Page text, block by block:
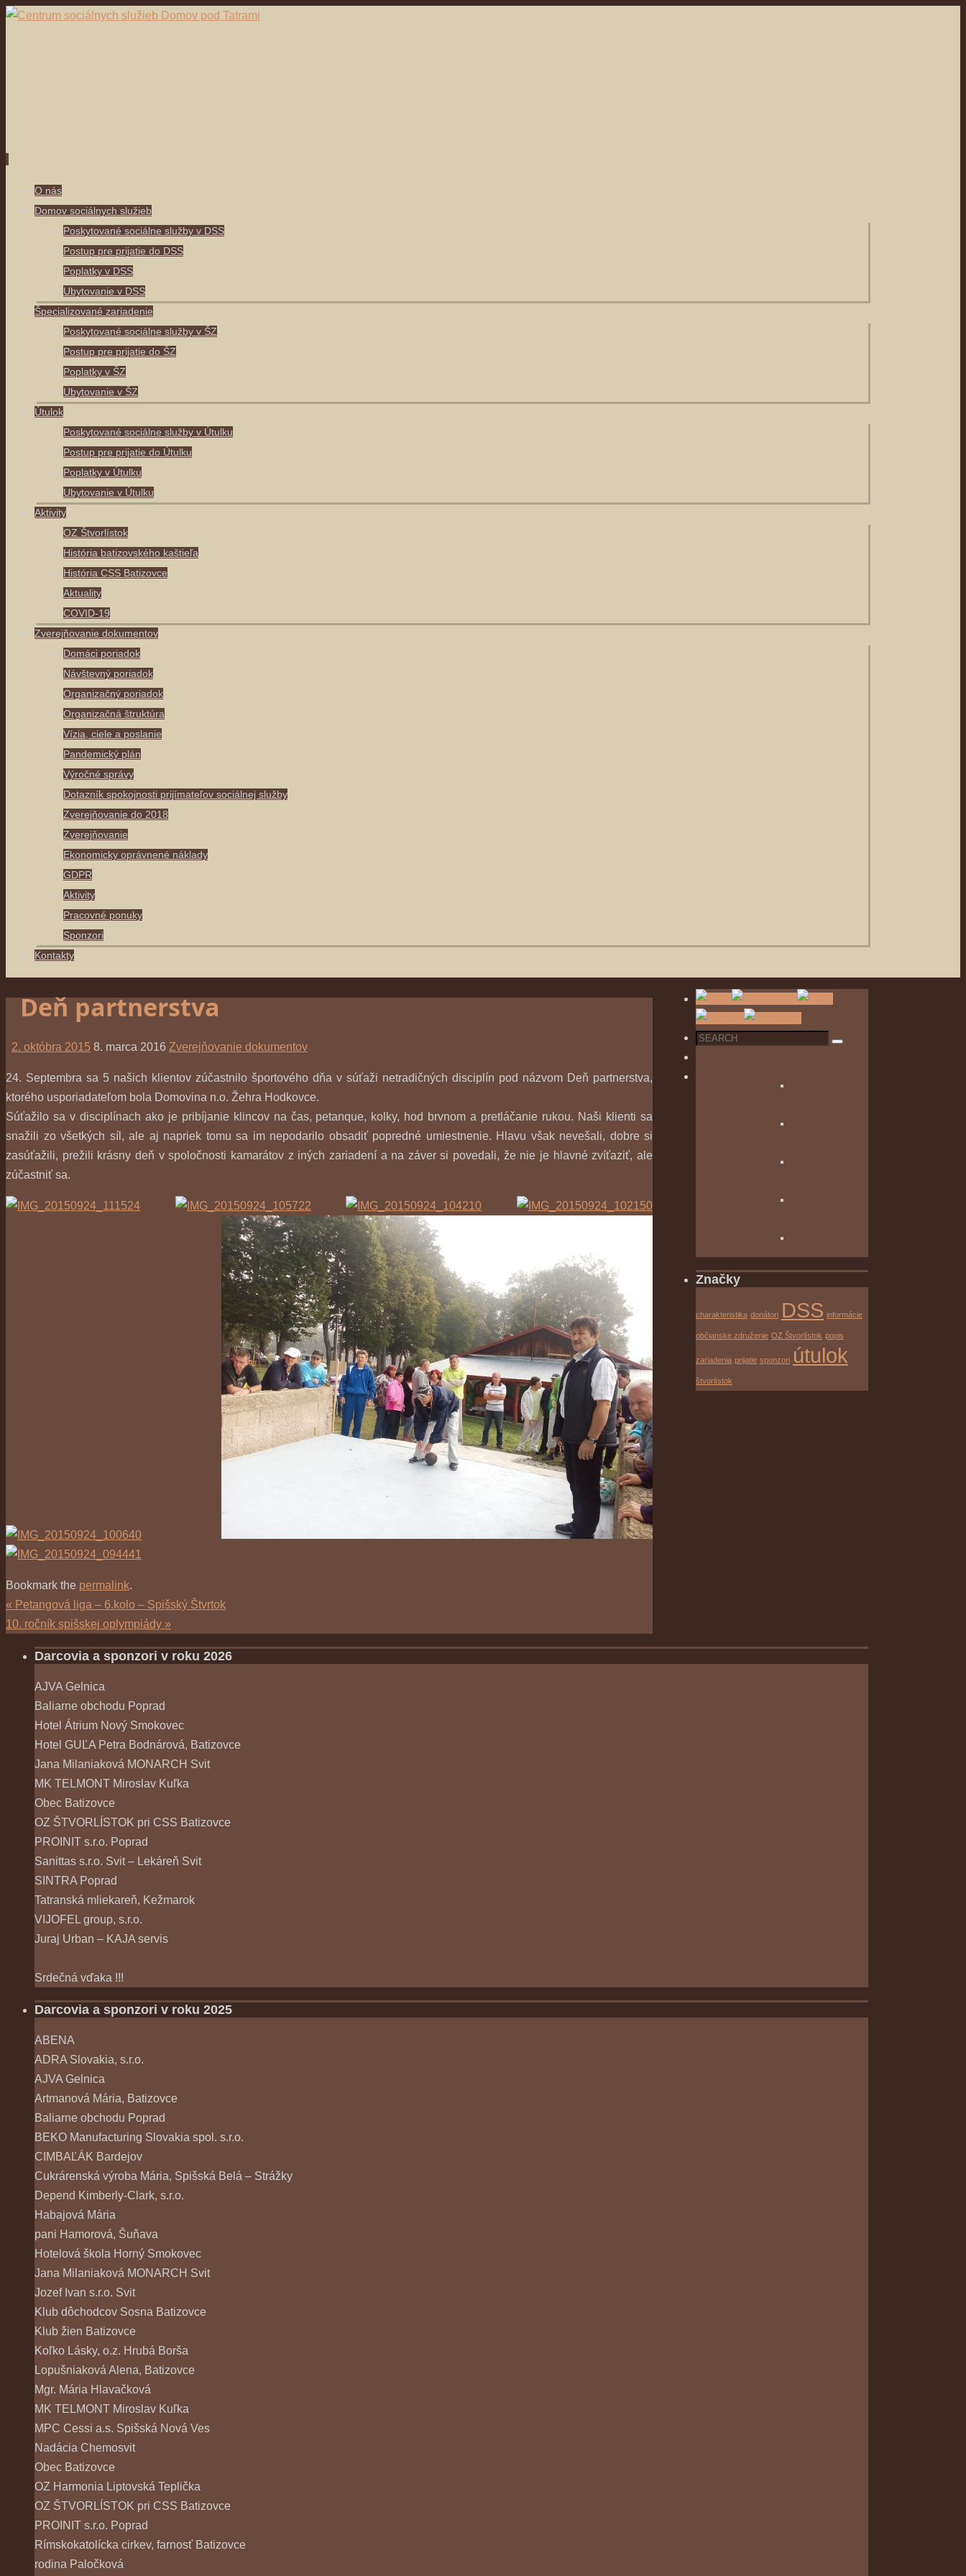
Skip
O nás
Domov sociálnych služieb
Poskytované sociálne služby v DSS
Postup pre prijatie do DSS
Poplatky v DSS
Ubytovanie v DSS
Špecializované zariadenie
Poskytované sociálne služby v ŠZ
Postup pre prijatie do ŠZ
Poplatky v ŠZ
Ubytovanie v ŠZ
Útulok
Poskytované sociálne služby v Útulku
Postup pre prijatie do Útulku
Poplatky v Útulku
Ubytovanie v Útulku
Aktivity
OZ Štvorlístok
História batizovského kaštieľa
História CSS Batizovce
Aktuality
COVID-19
Zverejňovanie dokumentov
Domáci poriadok
Návštevný poriadok
Organizačný poriadok
Organizačná štruktúra
Vízia, ciele a poslanie
Pandemický plán
Výročné správy
Dotazník spokojnosti prijímateľov sociálnej služby
Zverejňovanie do 2018
Zverejňovanie
Ekonomicky oprávnené náklady
GDPR
Aktivity
Pracovné ponuky
Sponzori
Kontakty
Deň partnerstva
2. októbra 2015 8. marca 2016 Zverejňovanie dokumentov
24. Septembra sa 5 našich klientov zúčastnilo športového dňa v súťaži netradičných disciplín pod názvom Deň partnerstva,
ktorého usporiadateľom bola Domovina n.o. Žehra Hodkovce.
Súťažilo sa v disciplínach ako je pribíjanie klincov na čas, petanque, kolky, hod brvnom a pretláčanie rukou. Naši klienti sa
snažili zo všetkých síl, ale aj napriek tomu sa im nepodarilo obsadiť popredné umiestnenie. Hlavu však nevešali, dobre si
zasúťažili, prežili krásny deň v spoločnosti kamarátov z iných zariadení a na záver si povedali, že nie je hlavné zvíťaziť, ale
zúčastniť sa.
Bookmark the permalink.
« Petangová liga – 6.kolo – Spišský Štvrtok
10. ročník spišskej oplympiády »
Search
Search
Značky
charakteristika donátori DSS informácie
občianske združenie OZ Štvorlístok popis
zariadenia prijatie sponzori útulok
štvorlístok
Darcovia a sponzori v roku 2026
AJVA Gelnica
Baliarne obchodu Poprad
Hotel Átrium Nový Smokovec
Hotel GUĽA Petra Bodnárová, Batizovce
Jana Milaniaková MONARCH Svit
MK TELMONT Miroslav Kuľka
Obec Batizovce
OZ ŠTVORLÍSTOK pri CSS Batizovce
PROINIT s.r.o. Poprad
Sanittas s.r.o. Svit – Lekáreň Svit
SINTRA Poprad
Tatranská mliekareň, Kežmarok
VIJOFEL group, s.r.o.
Juraj Urban – KAJA servis
Srdečná vďaka !!!
Darcovia a sponzori v roku 2025
ABENA
ADRA Slovakia, s.r.o.
AJVA Gelnica
Artmanová Mária, Batizovce
Baliarne obchodu Poprad
BEKO Manufacturing Slovakia spol. s.r.o.
CIMBAĽÁK Bardejov
Cukrárenská výroba Mária, Spišská Belá – Strážky
Depend Kimberly-Clark, s.r.o.
Habajová Mária
pani Hamorová, Šuňava
Hotelová škola Horný Smokovec
Jana Milaniaková MONARCH Svit
Jozef Ivan s.r.o. Svit
Klub dôchodcov Sosna Batizovce
Klub žien Batizovce
Koľko Lásky, o.z. Hrubá Borša
Lopušniaková Alena, Batizovce
Mgr. Mária Hlavačková
MK TELMONT Miroslav Kuľka
MPC Cessi a.s. Spišská Nová Ves
Nadácia Chemosvit
Obec Batizovce
OZ Harmonia Liptovská Teplička
OZ ŠTVORLÍSTOK pri CSS Batizovce
PROINIT s.r.o. Poprad
Rímskokatolícka cirkev, farnosť Batizovce
rodina Paločková